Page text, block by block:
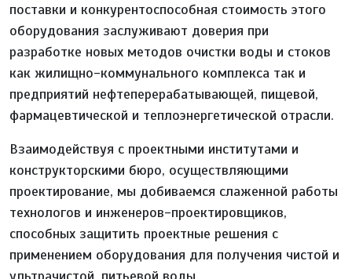
поставки и конкурентоспособная стоимость этого
оборудования заслуживают доверия при
разработке новых методов очистки воды и стоков
как жилищно-коммунального комплекса так и
предприятий нефтеперерабатывающей, пищевой,
фармацевтической и теплоэнергетической отрасли.
Взаимодействуя с проектными институтами и
конструкторскими бюро, осуществляющими
проектирование, мы добиваемся слаженной работы
технологов и инженеров-проектировщиков,
способных защитить проектные решения с
применением оборудования для получения чистой и